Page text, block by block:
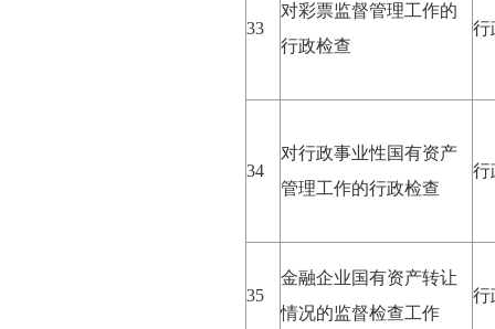
33
对彩票监督管理工作的
行政检查
行
34
对行政事业性国有资产
管理工作的行政检查
行
35
金融企业国有资产转让
情况的监督检查工作
行